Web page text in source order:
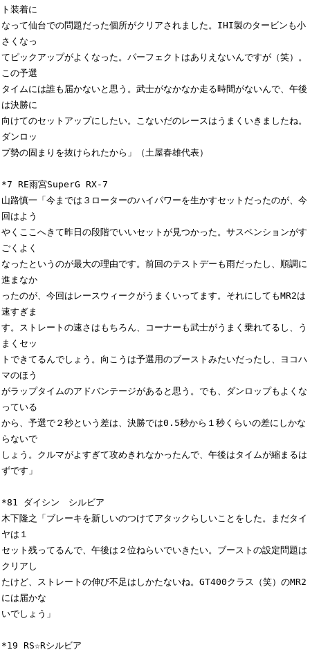
ト装着に
なって仙台での問題だった個所がクリアされました。IHI製のタービンも小
さくなっ
てピックアップがよくなった。パーフェクトはありえないんですが（笑）。
この予選
タイムには誰も届かないと思う。武士がなかなか走る時間がないんで、午後
は決勝に
向けてのセットアップにしたい。こないだのレースはうまくいきましたね。
ダンロッ
プ勢の固まりを抜けられたから」（土屋春雄代表）
*7 RE雨宮SuperG RX-7
山路慎一「今までは３ローターのハイパワーを生かすセットだったのが、今
回はよう
やくここへきて昨日の段階でいいセットが見つかった。サスペンションがす
ごくよく
なったというのが最大の理由です。前回のテストデーも雨だったし、順調に
進まなか
ったのが、今回はレースウィークがうまくいってます。それにしてもMR2は
速すぎま
す。ストレートの速さはもちろん、コーナーも武士がうまく乗れてるし、う
まくセッ
トできてるんでしょう。向こうは予選用のブーストみたいだったし、ヨコハ
マのほう
がラップタイムのアドバンテージがあると思う。でも、ダンロップもよくな
っている
から、予選で２秒という差は、決勝では0.5秒から１秒くらいの差にしかな
らないで
しょう。クルマがよすぎて攻めきれなかったんで、午後はタイムが縮まるは
ずです」
*81 ダイシン　シルビア
木下隆之「ブレーキを新しいのつけてアタックらしいことをした。まだタイ
ヤは１
セット残ってるんで、午後は２位ねらいでいきたい。ブーストの設定問題は
クリアし
たけど、ストレートの伸び不足はしかたないね。GT400クラス（笑）のMR2
には届かな
いでしょう」
*19 RS☆Rシルビア